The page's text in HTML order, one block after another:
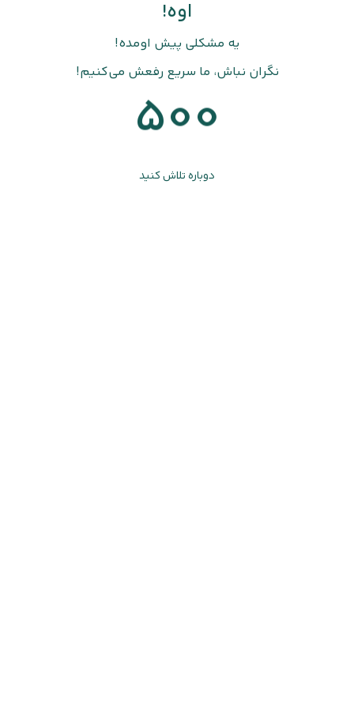
اوه!
یه مشکلی پیش اومده!
نگران نباش، ما سریع رفعش می‌کنیم!
500
دوباره تلاش کنید